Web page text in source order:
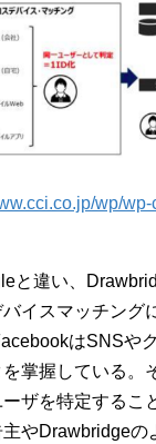
wp/
と違い、
イスマッチング
はSNSや
掌握している。
ザを特定するこ
やDrawbridgeの